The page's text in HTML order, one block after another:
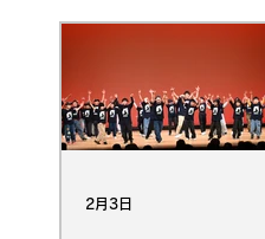
2月3日